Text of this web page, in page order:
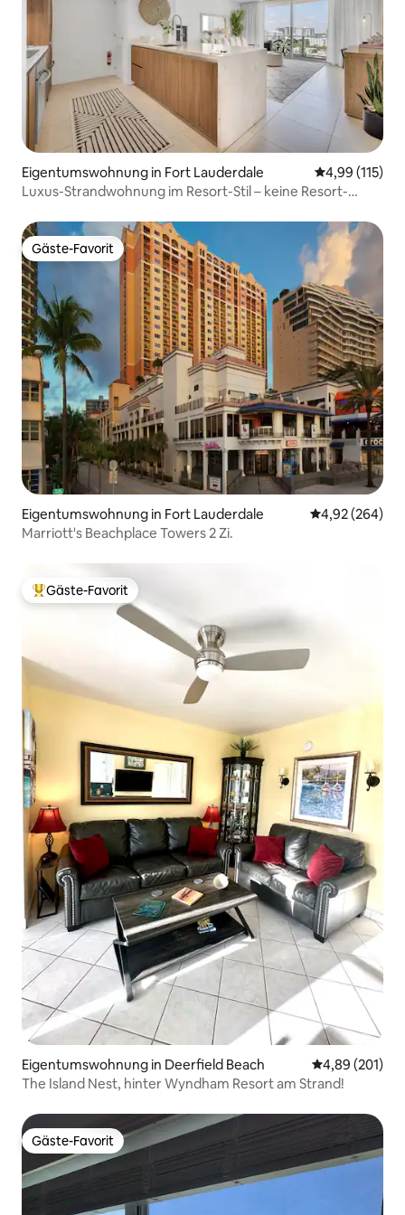
Eigentumswohnung in Fort Lauderdale
4,99 (115)
Luxus-Strandwohnung im Resort-Stil – keine Resort-
Gäste-Favorit
Gäste-Favorit
Eigentumswohnung in Fort Lauderdale
4,92 (264)
Marriott's Beachplace Towers 2 Zi.
Beliebter Gäste-Favorit.
Gäste-Favorit
Eigentumswohnung in Deerfield Beach
4,89 (201)
The Island Nest, hinter Wyndham Resort am Strand!
Gäste-Favorit
Gäste-Favorit